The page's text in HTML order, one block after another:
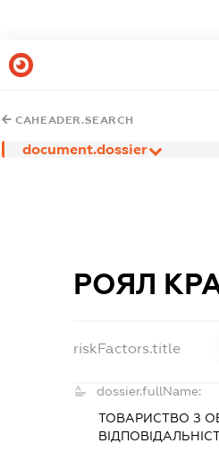
CAHEADER.SEARCH
document.dossier
РОЯЛ
riskFactors.title
dossier.fullName:
ТОВАРИСТВО З